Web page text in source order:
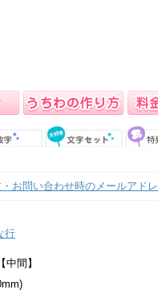
お問い合わせ時のメールアドレ
行
間】